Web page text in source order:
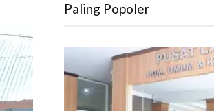
Paling Popoler